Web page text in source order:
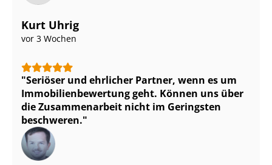
Kurt Uhrig
vor 3 Wochen
Seriöser und ehrlicher Partner, wenn es um
Im­mo­bi­li­en­be­wer­tung geht. Können uns über
die Zusammenarbeit nicht im Geringsten
beschweren.